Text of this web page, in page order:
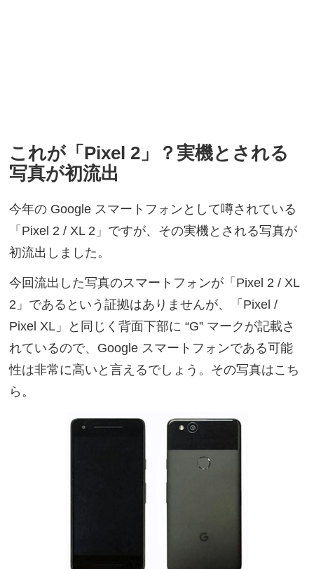
これが「Pixel 2」？実機とされる
写真が初流出
今年の Google スマートフォンとして噂されている
「Pixel 2 / XL 2」ですが、その実機とされる写真が
初流出しました。
今回流出した写真のスマートフォンが「Pixel 2 / XL
2」であるという証拠はありませんが、「Pixel /
Pixel XL」と同じく背面下部に “G” マークが記載さ
れているので、Google スマートフォンである可能
性は非常に高いと言えるでしょう。その写真はこち
ら。